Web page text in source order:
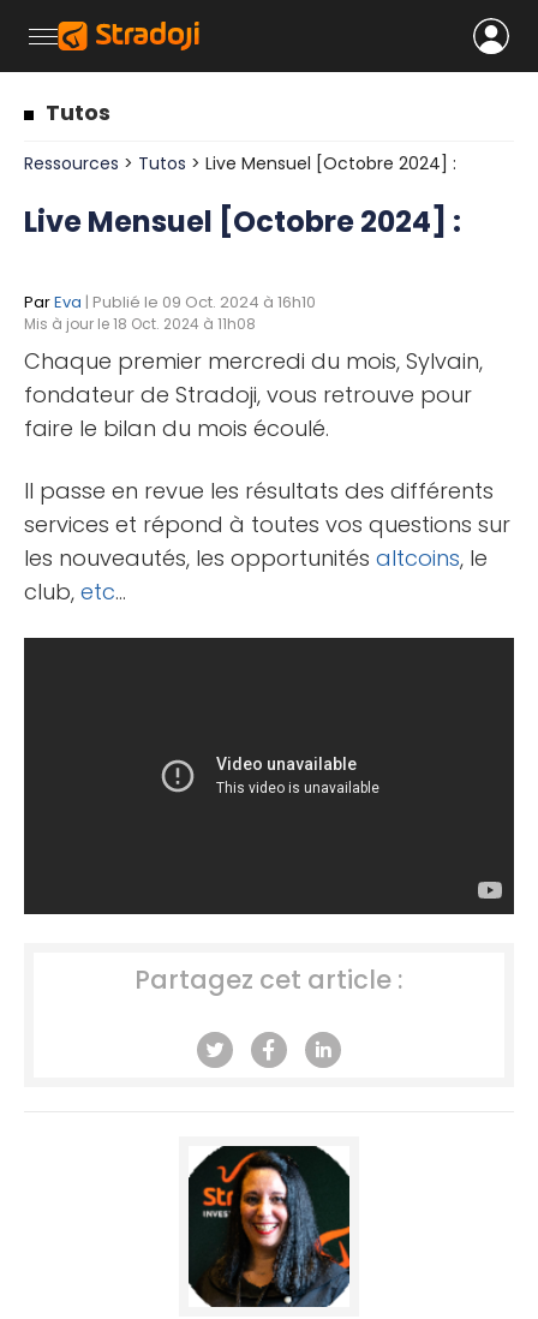
Tutos
Ressources > Tutos > Live Mensuel [Octobre 2024] :
Live Mensuel [Octobre 2024] :
ParEva | Publié le 09 Oct. 2024 à 16h10
Mis à jour le 18 Oct. 2024 à 11h08
Chaque premier mercredi du mois, Sylvain,
fondateur de Stradoji, vous retrouve pour
faire le bilan du mois écoulé.
Il passe en revue les résultats des différents
services et répond à toutes vos questions sur
les nouveautés, les opportunités altcoins, le
club, etc…
Partagez cet article :